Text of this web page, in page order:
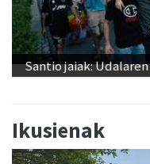
Santio jaiak:
Ikusienak